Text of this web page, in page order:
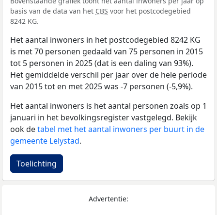
basis van de data van het CBS voor het postcodegebied
8242 KG.
Het aantal inwoners in het postcodegebied 8242 KG
is met 70 personen gedaald van 75 personen in 2015
tot 5 personen in 2025 (dat is een daling van 93%).
Het gemiddelde verschil per jaar over de hele periode
van 2015 tot en met 2025 was -7 personen (-5,9%).
Het aantal inwoners is het aantal personen zoals op 1
januari in het bevolkingsregister vastgelegd. Bekijk
ook detabel met het aantal inwoners per buurt in de
gemeente Lelystad.
Toelichting
Advertentie: